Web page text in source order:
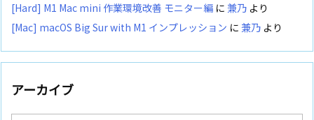
[Hard] M1 Mac mini 作業環境改善 モニター編 に 兼乃 より
[Mac] macOS Big Sur with M1 インプレッション に 兼乃 より
アーカイブ